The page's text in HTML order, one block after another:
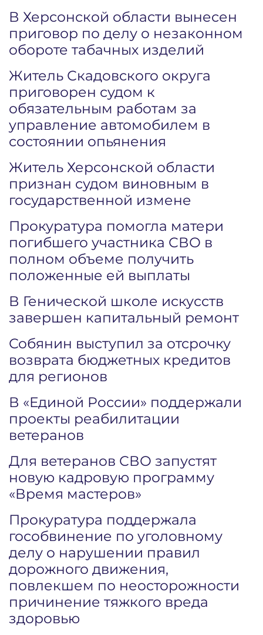
В Херсонской области вынесен
приговор по делу о незаконном
обороте табачных изделий
Житель Скадовского округа
приговорен судом к
обязательным работам за
управление автомобилем в
состоянии опьянения
Житель Херсонской области
признан судом виновным в
государственной измене
Прокуратура помогла матери
погибшего участника СВО в
полном объеме получить
положенные ей выплаты
В Генической школе искусств
завершен капитальный ремонт
Собянин выступил за отсрочку
возврата бюджетных кредитов
для регионов
В «Единой России» поддержали
проекты реабилитации
ветеранов
Для ветеранов СВО запустят
новую кадровую программу
«Время мастеров»
Прокуратура поддержала
гособвинение по уголовному
делу о нарушении правил
дорожного движения,
повлекшем по неосторожности
причинение тяжкого вреда
здоровью